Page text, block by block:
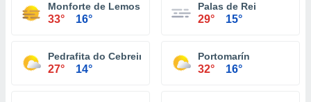
Monforte de Lemos
33° 16°
Palas de Rei
29° 15°
Pedrafita do Cebreiro
27° 14°
Portomarín
32° 16°